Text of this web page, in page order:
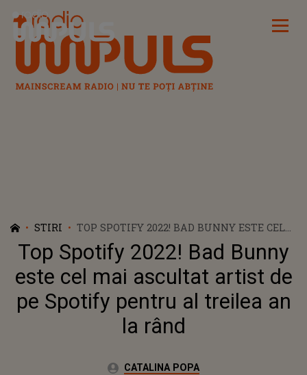
Radio Impuls
STIRI
TOP SPOTIFY 2022! BAD BUNNY ESTE CEL
MAI ASCULTAT ARTIST DE PE SPOTIFY
PENTRU AL TREILEA AN LA RÂND
Top Spotify 2022! Bad Bunny
este cel mai ascultat artist de
pe Spotify pentru al treilea an
la rând
Autor:CATALINA POPA